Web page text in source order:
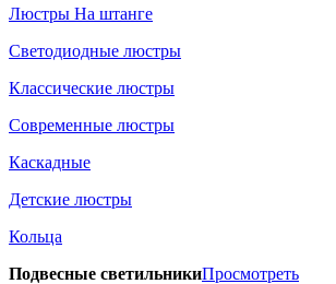
Люстры На штанге
Светодиодные люстры
Классические люстры
Современные люстры
Каскадные
Детские люстры
Кольца
Подвесные светильникиПросмотреть